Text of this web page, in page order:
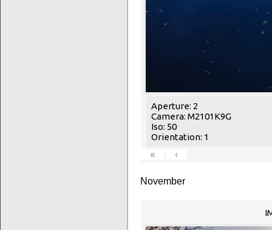
Aperture: 2
Camera: M2101K9G
Iso: 50
Orientation: 1
«
‹
November